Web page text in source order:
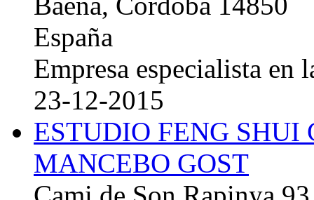
España
Empresa especialista en
23-12-2015
ESTUDIO FENG
MANCEBO GOST